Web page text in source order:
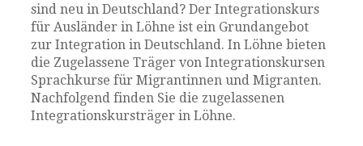
sind neu in Deutschland? Der Integrationskurs
für Ausländer in Löhne ist ein Grundangebot
zur Integration in Deutschland. In Löhne bieten
die Zugelassene Träger von Integrationskursen
Sprachkurse für Migrantinnen und Migranten.
Nachfolgend finden Sie die zugelassenen
Integrationskursträger in Löhne.